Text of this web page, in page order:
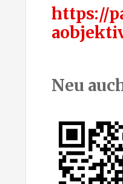
https://
Neu